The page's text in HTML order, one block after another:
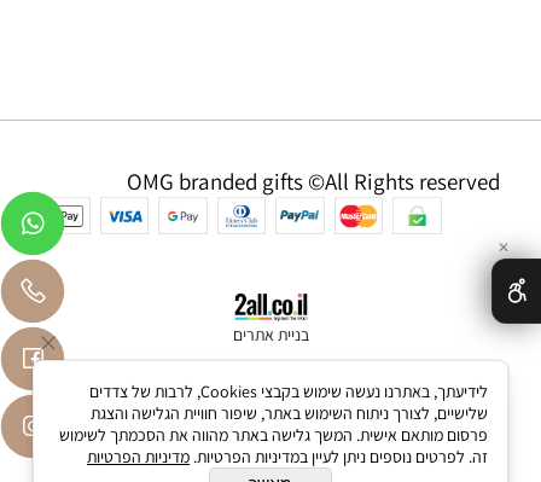
בניית אתרים
✕
לידיעתך, באתרנו נעשה שימוש בקבצי Cookies, לרבות של צדדים
שלישיים, לצורך ניתוח השימוש באתר, שיפור חוויית הגלישה והצגת
פרסום מותאם אישית. המשך גלישה באתר מהווה את הסכמתך לשימוש
זה. לפרטים נוספים ניתן לעיין במדיניות הפרטיות. מדיניות הפרטיות